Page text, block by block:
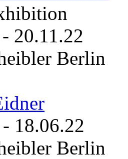
- 20.11.22
Berlin
- 18.06.22
Berlin